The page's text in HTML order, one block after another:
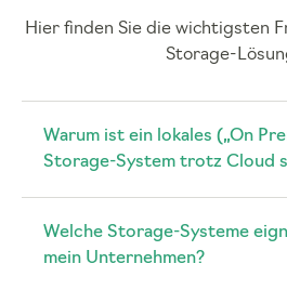
Hier finden Sie die wichtigsten
Storage-
Warum ist ein lokales („On
Storage-System trotz Cloud
Welche Storage-Systeme
mein Unternehmen?